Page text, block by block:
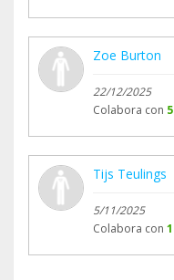
Zoe Burton
22/12/2025
Colabora con 5
Tijs Teulings
5/11/2025
Colabora con 1